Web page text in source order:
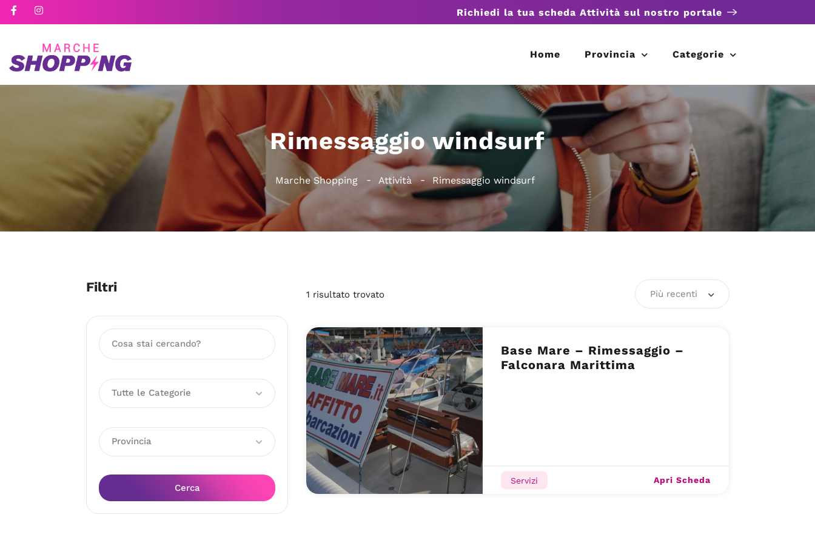
Richiedi la tua scheda Attività sul nostro portale
Home Provincia Categorie
Rimessaggio windsurf
Marche Shopping Attività Rimessaggio windsurf
Filtri
Tutte le Categorie
Provincia
Cerca
1 risultato trovato Più recenti
Base Mare – Rimessaggio –
Falconara Marittima
Servizi Apri Scheda